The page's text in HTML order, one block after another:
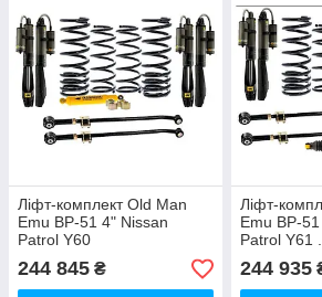
Ліфт-комплект Old Man
Emu BP-51 4" Nissan
Patrol Y60
244 845 ₴
Ліфт-
Emu BP-
Patrol Y61
244 935